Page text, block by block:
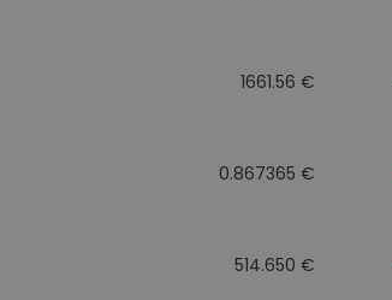
1661.56 €
0.867365 €
514.650 €